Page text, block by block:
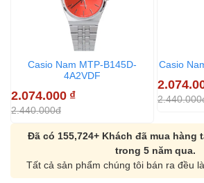
Casio Nam MTP-B145D-
4A2VDF
2.074.000 ₫
2.440.000đ
Casio
Đã có 155,724+ Khách đã mua hàng
trong 5 năm qua.
Tất cả sản phẩm chúng tôi bán ra đều